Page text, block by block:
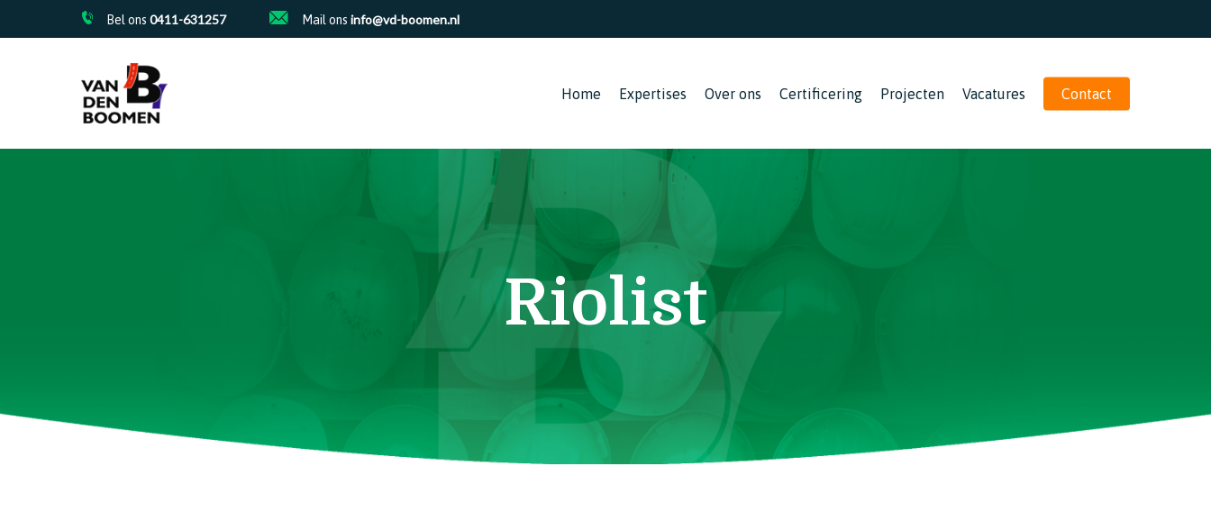
main
Bel ons 0411-631257 Mail onsinfo@vd-boomen.nl
Home Expertises Over ons Certificering Projecten Vacatures Contact
Riolist